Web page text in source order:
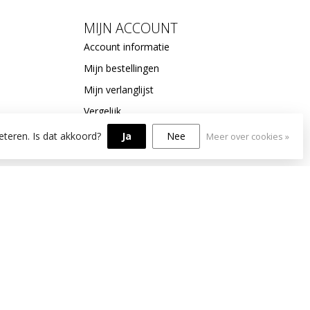
MIJN ACCOUNT
Account informatie
Mijn bestellingen
Mijn verlanglijst
Vergelijk
Alle producten
Is dat akkoord? Ja Nee Meer over cookies »